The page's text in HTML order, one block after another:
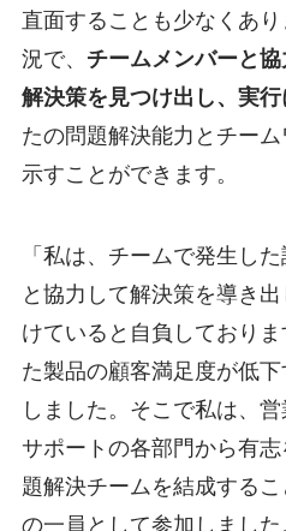
直面することも少なくあ
況で、 チームメンバーと協
解決策を見つけ出し、実
たの問題解決能力とチー
示すことができます。
「私は、チームで発生し
と協力して解決策を導き
けていると自負しており
た製品の顧客満足度が低
しました。そこで私は、
サポートの各部門から有
題解決チームを結成する
の一員として参加しまし